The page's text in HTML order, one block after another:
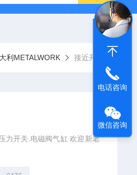
利METALWORK 接近开关
力开关.电磁阀气缸 欢迎新老
电话咨询
微信咨询